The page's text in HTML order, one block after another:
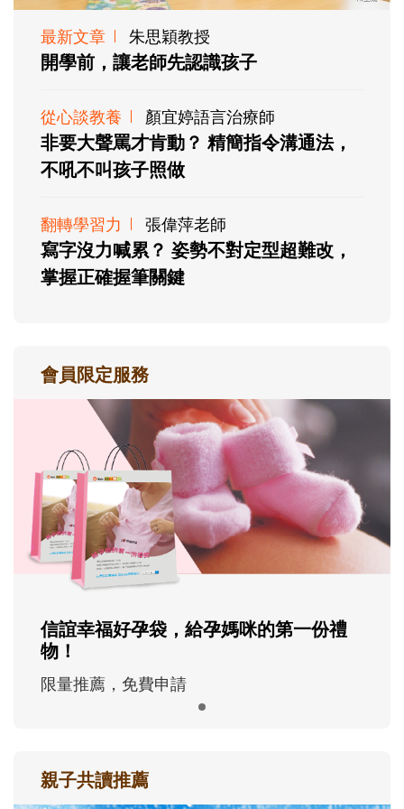
最新文章 朱思穎教授
開學前，讓老師先認識孩子
從心談教養 顏宜婷語言治療師
非要大聲罵才肯動？ 精簡指令溝通法，
不吼不叫孩子照做
翻轉學習力 張偉萍老師
寫字沒力喊累？ 姿勢不對定型超難改，
掌握正確握筆關鍵
會員限定服務
信誼幸福好孕袋，給孕媽咪的第一份禮
物！
限量推薦，免費申請
親子共讀推薦